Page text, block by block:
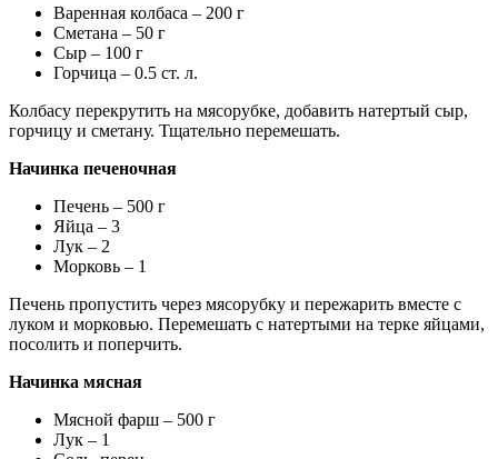
Варенная колбаса – 200 г
Сметана – 50 г
Сыр – 100 г
Горчица – 0.5 ст. л.
Колбасу перекрутить на мясорубке, добавить натертый сыр,
горчицу и сметану. Тщательно перемешать.
Начинка печеночная
Печень – 500 г
Яйца – 3
Лук – 2
Морковь – 1
Печень пропустить через мясорубку и пережарить вместе с
луком и морковью. Перемешать с натертыми на терке яйцами,
посолить и поперчить.
Начинка мясная
Мясной фарш – 500 г
Лук – 1